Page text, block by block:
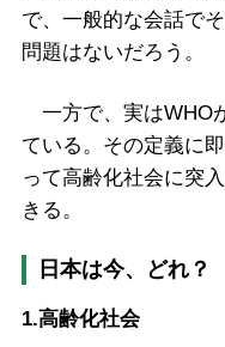
で、一般的な会話で
問題はないだろう。
一方で、実はWHO
ている。その定義に
って高齢化社会に突
きる。
日本は今、どれ？
1.高齢化社会